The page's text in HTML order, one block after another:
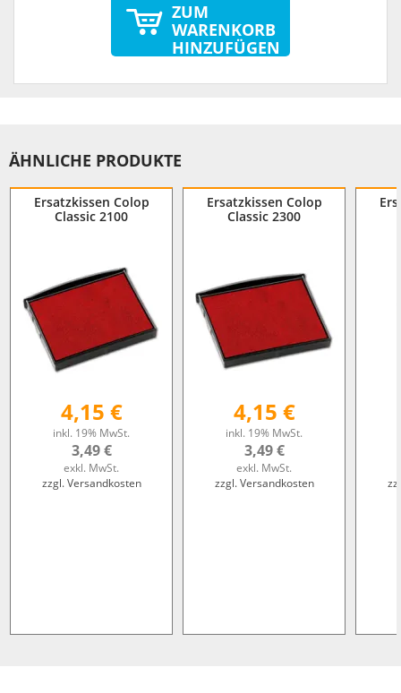
ZUM
WARENKORB
HINZUFÜGEN
ÄHNLICHE PRODUKTE
Ersatzkissen Colop
Classic 2100
4,15 €
inkl. 19% MwSt.
3,49 €
exkl. MwSt.
zzgl. Versandkosten
Ersatzkissen Colop
Classic 2300
4,15 €
inkl. 19% MwSt.
3,49 €
exkl. MwSt.
zzgl. Versandkosten